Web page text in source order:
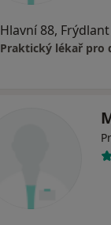
Hlavní 88,
Praktický lékař pro